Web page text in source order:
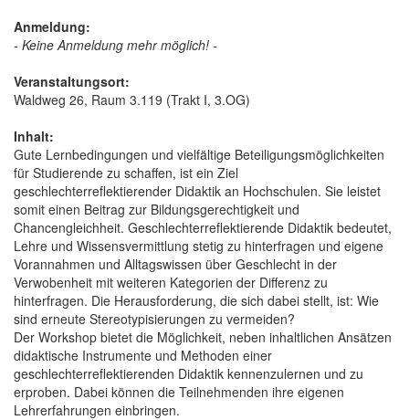
Anmeldung:
- Keine Anmeldung mehr möglich! -
Veranstaltungsort:
Waldweg 26, Raum 3.119 (Trakt I, 3.OG)
Inhalt:
Gute Lernbedingungen und vielfältige Beteiligungsmöglichkeiten
für Studierende zu schaffen, ist ein Ziel
geschlechterreflektierender Didaktik an Hochschulen. Sie leistet
somit einen Beitrag zur Bildungsgerechtigkeit und
Chancengleichheit. Geschlechterreflektierende Didaktik bedeutet,
Lehre und Wissensvermittlung stetig zu hinterfragen und eigene
Vorannahmen und Alltagswissen über Geschlecht in der
Verwobenheit mit weiteren Kategorien der Differenz zu
hinterfragen. Die Herausforderung, die sich dabei stellt, ist: Wie
sind erneute Stereotypisierungen zu vermeiden?
Der Workshop bietet die Möglichkeit, neben inhaltlichen Ansätzen
didaktische Instrumente und Methoden einer
geschlechterreflektierenden Didaktik kennenzulernen und zu
erproben. Dabei können die Teilnehmenden ihre eigenen
Lehrerfahrungen einbringen.